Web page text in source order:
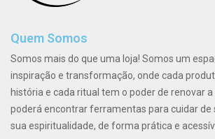
Quem Somos
Somos mais do que uma loja! Somos um
inspiração e transformação, onde cada
história e cada ritual tem o poder de renovar a
poderá encontrar ferramentas para cuidar de
sua espiritualidade, de forma prática e